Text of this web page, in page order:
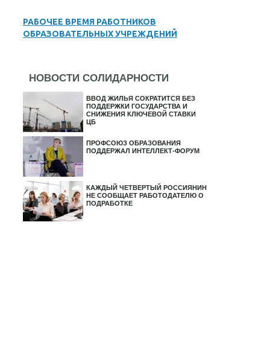
РАБОЧЕЕ ВРЕМЯ РАБОТНИКОВ
ОБРАЗОВАТЕЛЬНЫХ УЧРЕЖДЕНИЙ
НОВОСТИ СОЛИДАРНОСТИ
ВВОД ЖИЛЬЯ СОКРАТИТСЯ БЕЗ
ПОДДЕРЖКИ ГОСУДАРСТВА И
СНИЖЕНИЯ КЛЮЧЕВОЙ СТАВКИ
ЦБ
ПРОФСОЮЗ ОБРАЗОВАНИЯ
ПОДДЕРЖАЛ ИНТЕЛЛЕКТ-ФОРУМ
КАЖДЫЙ ЧЕТВЕРТЫЙ РОССИЯНИН
НЕ СООБЩАЕТ РАБОТОДАТЕЛЮ О
ПОДРАБОТКЕ